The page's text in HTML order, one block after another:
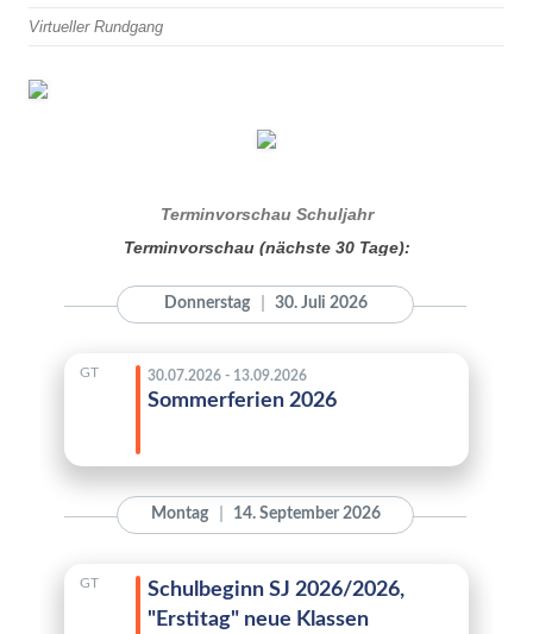
Virtueller Rundgang
Terminvorschau Schuljahr
Terminvorschau (nächste 30 Tage):